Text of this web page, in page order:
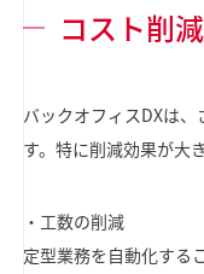
コスト削減
バックオフィスDXは
す。特に削減効果が大
・工数の削減
定型業務を自動化する